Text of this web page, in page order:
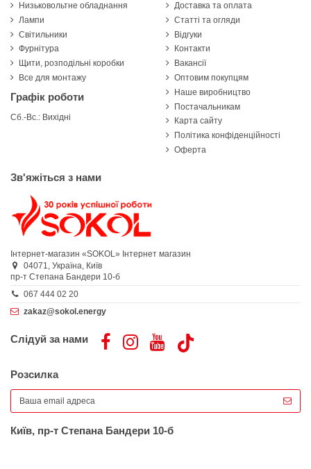
Низьковольтне обладнання
Лампи
Світильники
Фурнітура
Щити, розподільні коробки
Все для монтажу
Графік роботи
Сб.-Вс.: Вихідні
Доставка та оплата
Статті та огляди
Відгуки
Контакти
Вакансії
Оптовим покупцям
Наше виробництво
Постачальникам
Карта сайту
Політика конфіденційності
Оферта
Зв'яжіться з нами
Інтернет-магазин «SOKOL» Інтернет магазин
04071, Україна, Київ
пр-т Степана Бандери 10-б
067 444 02 20
zakaz@sokol.energy
Слідуй за нами
Розсилка
Київ, пр-т Степана Бандери 10-б